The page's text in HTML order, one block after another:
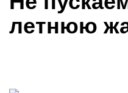
летнюю